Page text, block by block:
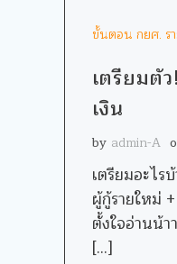
ขั้นตอน กยศ. ร
เตรียมตั
เงิน
by admin-A
เตรียมอะไ
ผู้กู้รายใหม่
ตั้งใจอ่านน้า
[…]